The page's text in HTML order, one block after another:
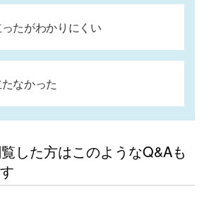
たがわかりにくい
なかった
した方はこのようなQ&Aも